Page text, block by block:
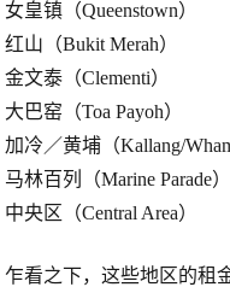
女皇镇（Queenstown）
红山（Bukit Merah）
金文泰（Clementi）
大巴窑（Toa Payoh）
加冷／黄埔（Kallang/
马林百列（Marine Parade）
中央区（Central Area）
乍看之下，这些地区的租